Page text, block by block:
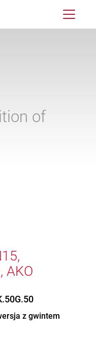
of
AKO
z gwintem